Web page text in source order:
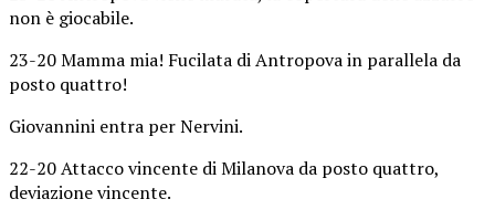
non è giocabile.
23-20 Mamma mia! Fucilata di Antropova in parallela da
posto quattro!
Giovannini entra per Nervini.
22-20 Attacco vincente di Milanova da posto quattro,
deviazione vincente.